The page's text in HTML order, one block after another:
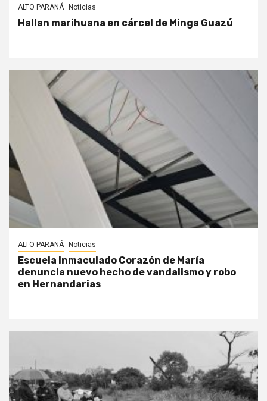
ALTO PARANÁ Noticias
Hallan marihuana en cárcel de Minga Guazú
ALTO PARANÁ Noticias
Escuela Inmaculado Corazón de María
denuncia nuevo hecho de vandalismo y robo
en Hernandarias